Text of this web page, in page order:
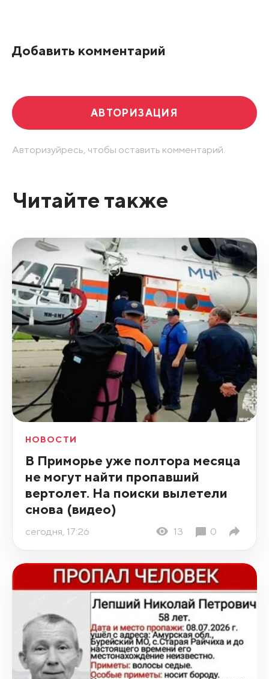
Добавить комментарий
АВТОРИЗАЦИЯ
Авторизуйресь, чтобы оставить комментарий.
Читайте также
НОВОСТИ
В Приморье уже полтора месяца
не могут найти пропавший
вертолет. На поиски вылетели
снова (видео)
сегодня, 17:26 13 0